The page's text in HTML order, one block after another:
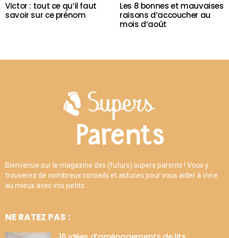
Victor : tout ce qu’il faut
savoir sur ce prénom
Les 8 bonnes et mauvaises
raisons d’accoucher au
mois d’août
Bienvenue sur le magazine des (futurs) supers parents ! Vous y
trouverez de nombreux conseils et astuces pour vous aider à vivre
au mieux avec vos petits.
NE RATEZ PAS :